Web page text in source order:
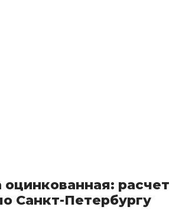
оцинкованная: расчет
Санкт-Петербургу